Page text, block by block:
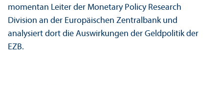
momentan Leiter der Monetary Policy Research
Division an der Europäischen Zentralbank und
analysiert dort die Aus­wirkungen der Geldpolitik der
EZB.